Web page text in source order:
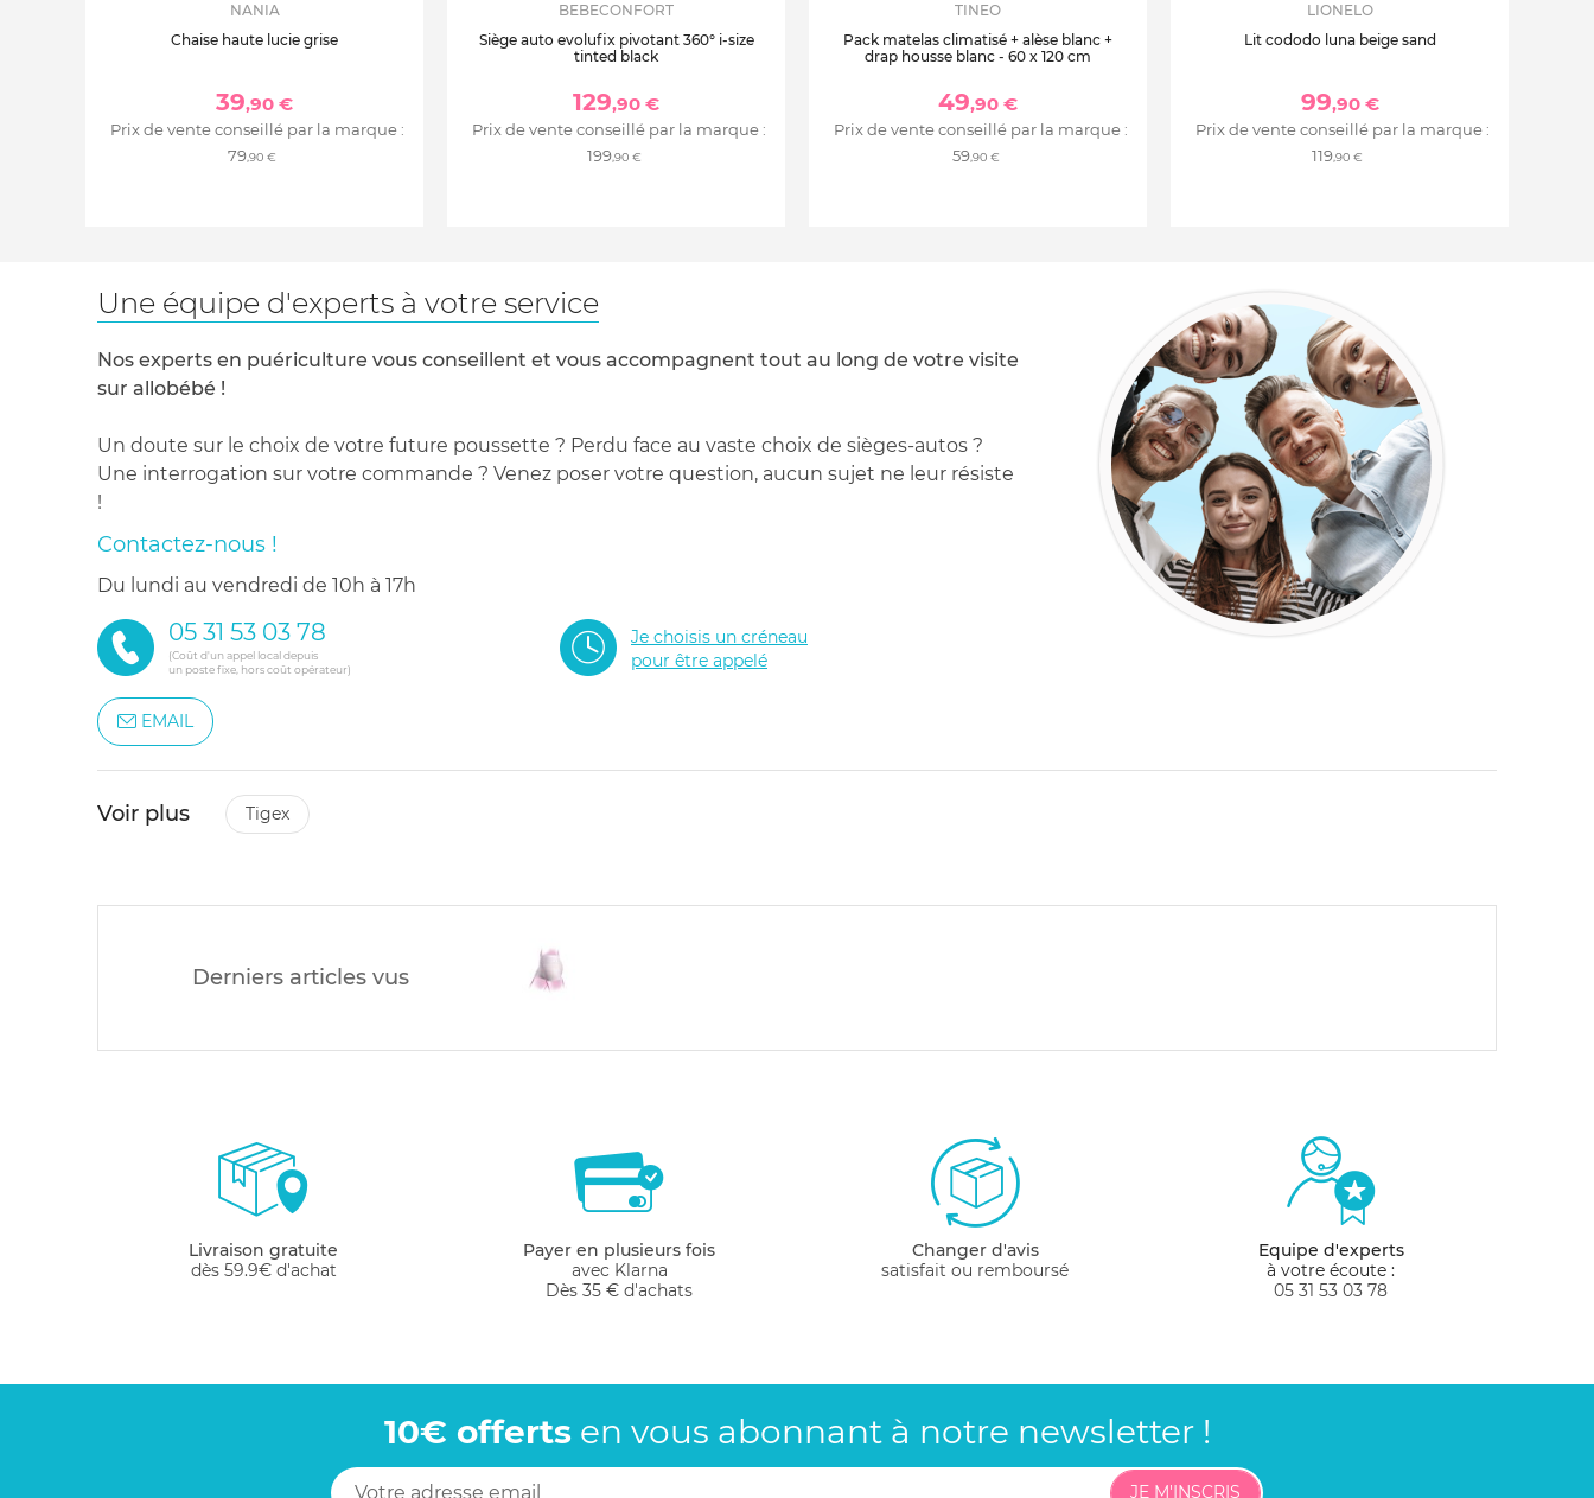
NANIA
Chaise haute lucie grise
39,90 €
Prix de vente conseillé par la marque :
79,90 €
BEBECONFORT
Siège auto evolufix pivotant 360° i-size
tinted black
129,90 €
Prix de vente conseillé par la marque :
199,90 €
TINEO
Pack matelas climatisé + alèse blanc +
drap housse blanc - 60 x 120 cm
49,90 €
Prix de vente conseillé par la marque :
59,90 €
LIONELO
Lit cododo luna beige sand
99,90 €
Prix de vente conseillé par la marque :
119,90 €
Une équipe d'experts à votre service
Nos experts en puériculture vous conseillent et vous accompagnent tout au long de votre visite
sur allobébé !
Un doute sur le choix de votre future poussette ? Perdu face au vaste choix de sièges-autos ?
Une interrogation sur votre commande ? Venez poser votre question, aucun sujet ne leur résiste
!
Contactez-nous !
du lundi au vendredi de 10h à 17h
05 31 53 03 78
(Coût d'un appel local depuis
un poste fixe, hors coût opérateur)
Je choisis un créneau
pour être appelé
EMAIL
Voir plus tigex
Derniers articles vus
Livraison gratuite
dès 59.9€ d'achat
Payer en plusieurs fois
avec Klarna
Dès 35 € d'achats
Changer d'avis
satisfait ou remboursé
Equipe d'experts
à votre écoute :
05 31 53 03 78
10€ offertsen vous abonnantà notre newsletter !
JE M'INSCRIS